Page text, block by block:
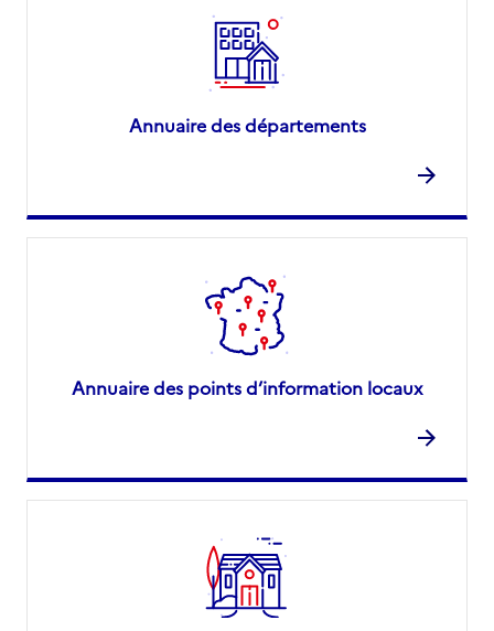
Annuaire des départements
Annuaire des points d’information locaux